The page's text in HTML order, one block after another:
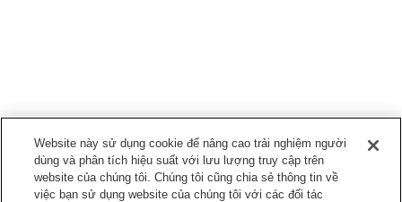
Website này sử dụng cookie để nâng cao trải nghiệm người
dùng và phân tích hiệu suất với lưu lượng truy cập trên
website của chúng tôi. Chúng tôi cũng chia sẻ thông tin về
việc bạn sử dụng website của chúng tôi với các đối tác